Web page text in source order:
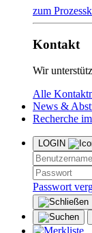
zum
Kontakt
Wir
Alle
News &
Recherche
LOGIN
Passwort